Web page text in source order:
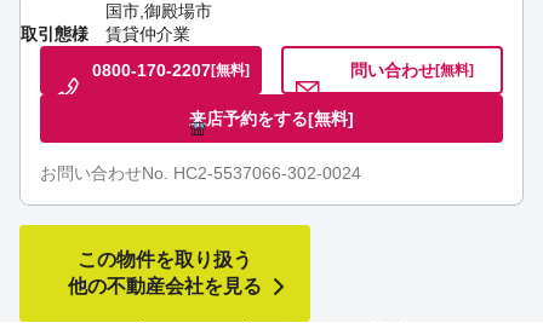
国市,御殿場市
取引態様
賃貸仲介業
0800-170-2207[無料] 問い合わせ[無料]
来店予約をする[無料]
お問い合わせNo. HC2-5537066-302-0024
この物件を取り扱う
他の不動産会社を見る